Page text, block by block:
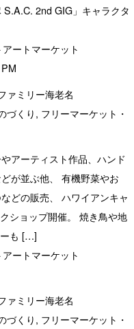
S.A.C. 2nd GIG」キャラクタ
ートマーケット
ァミリー海老名
づくり, フリーマーケット・
アーティスト作品、ハンド
が並ぶ他、 有機野菜やお
どの販売、 ハワイアンキャ
ショップ開催。 焼き鳥や地
ーも […]
ートマーケット
ァミリー海老名
づくり, フリーマーケット・